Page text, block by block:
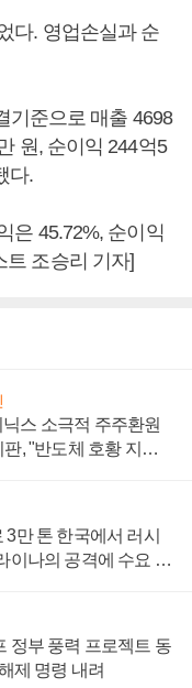
다. 영업손실과 순
기준으로 매출 4698
원, 순이익 244억5
다.
은 45.72%, 순이익
트 조승리 기자]
스 소극적 주주환원
, "반도체 호황 지속
3만 톤 한국에서 러시
이나의 공격에 수요 늘
정부 풍력 프로젝트 동
제 명령 내려